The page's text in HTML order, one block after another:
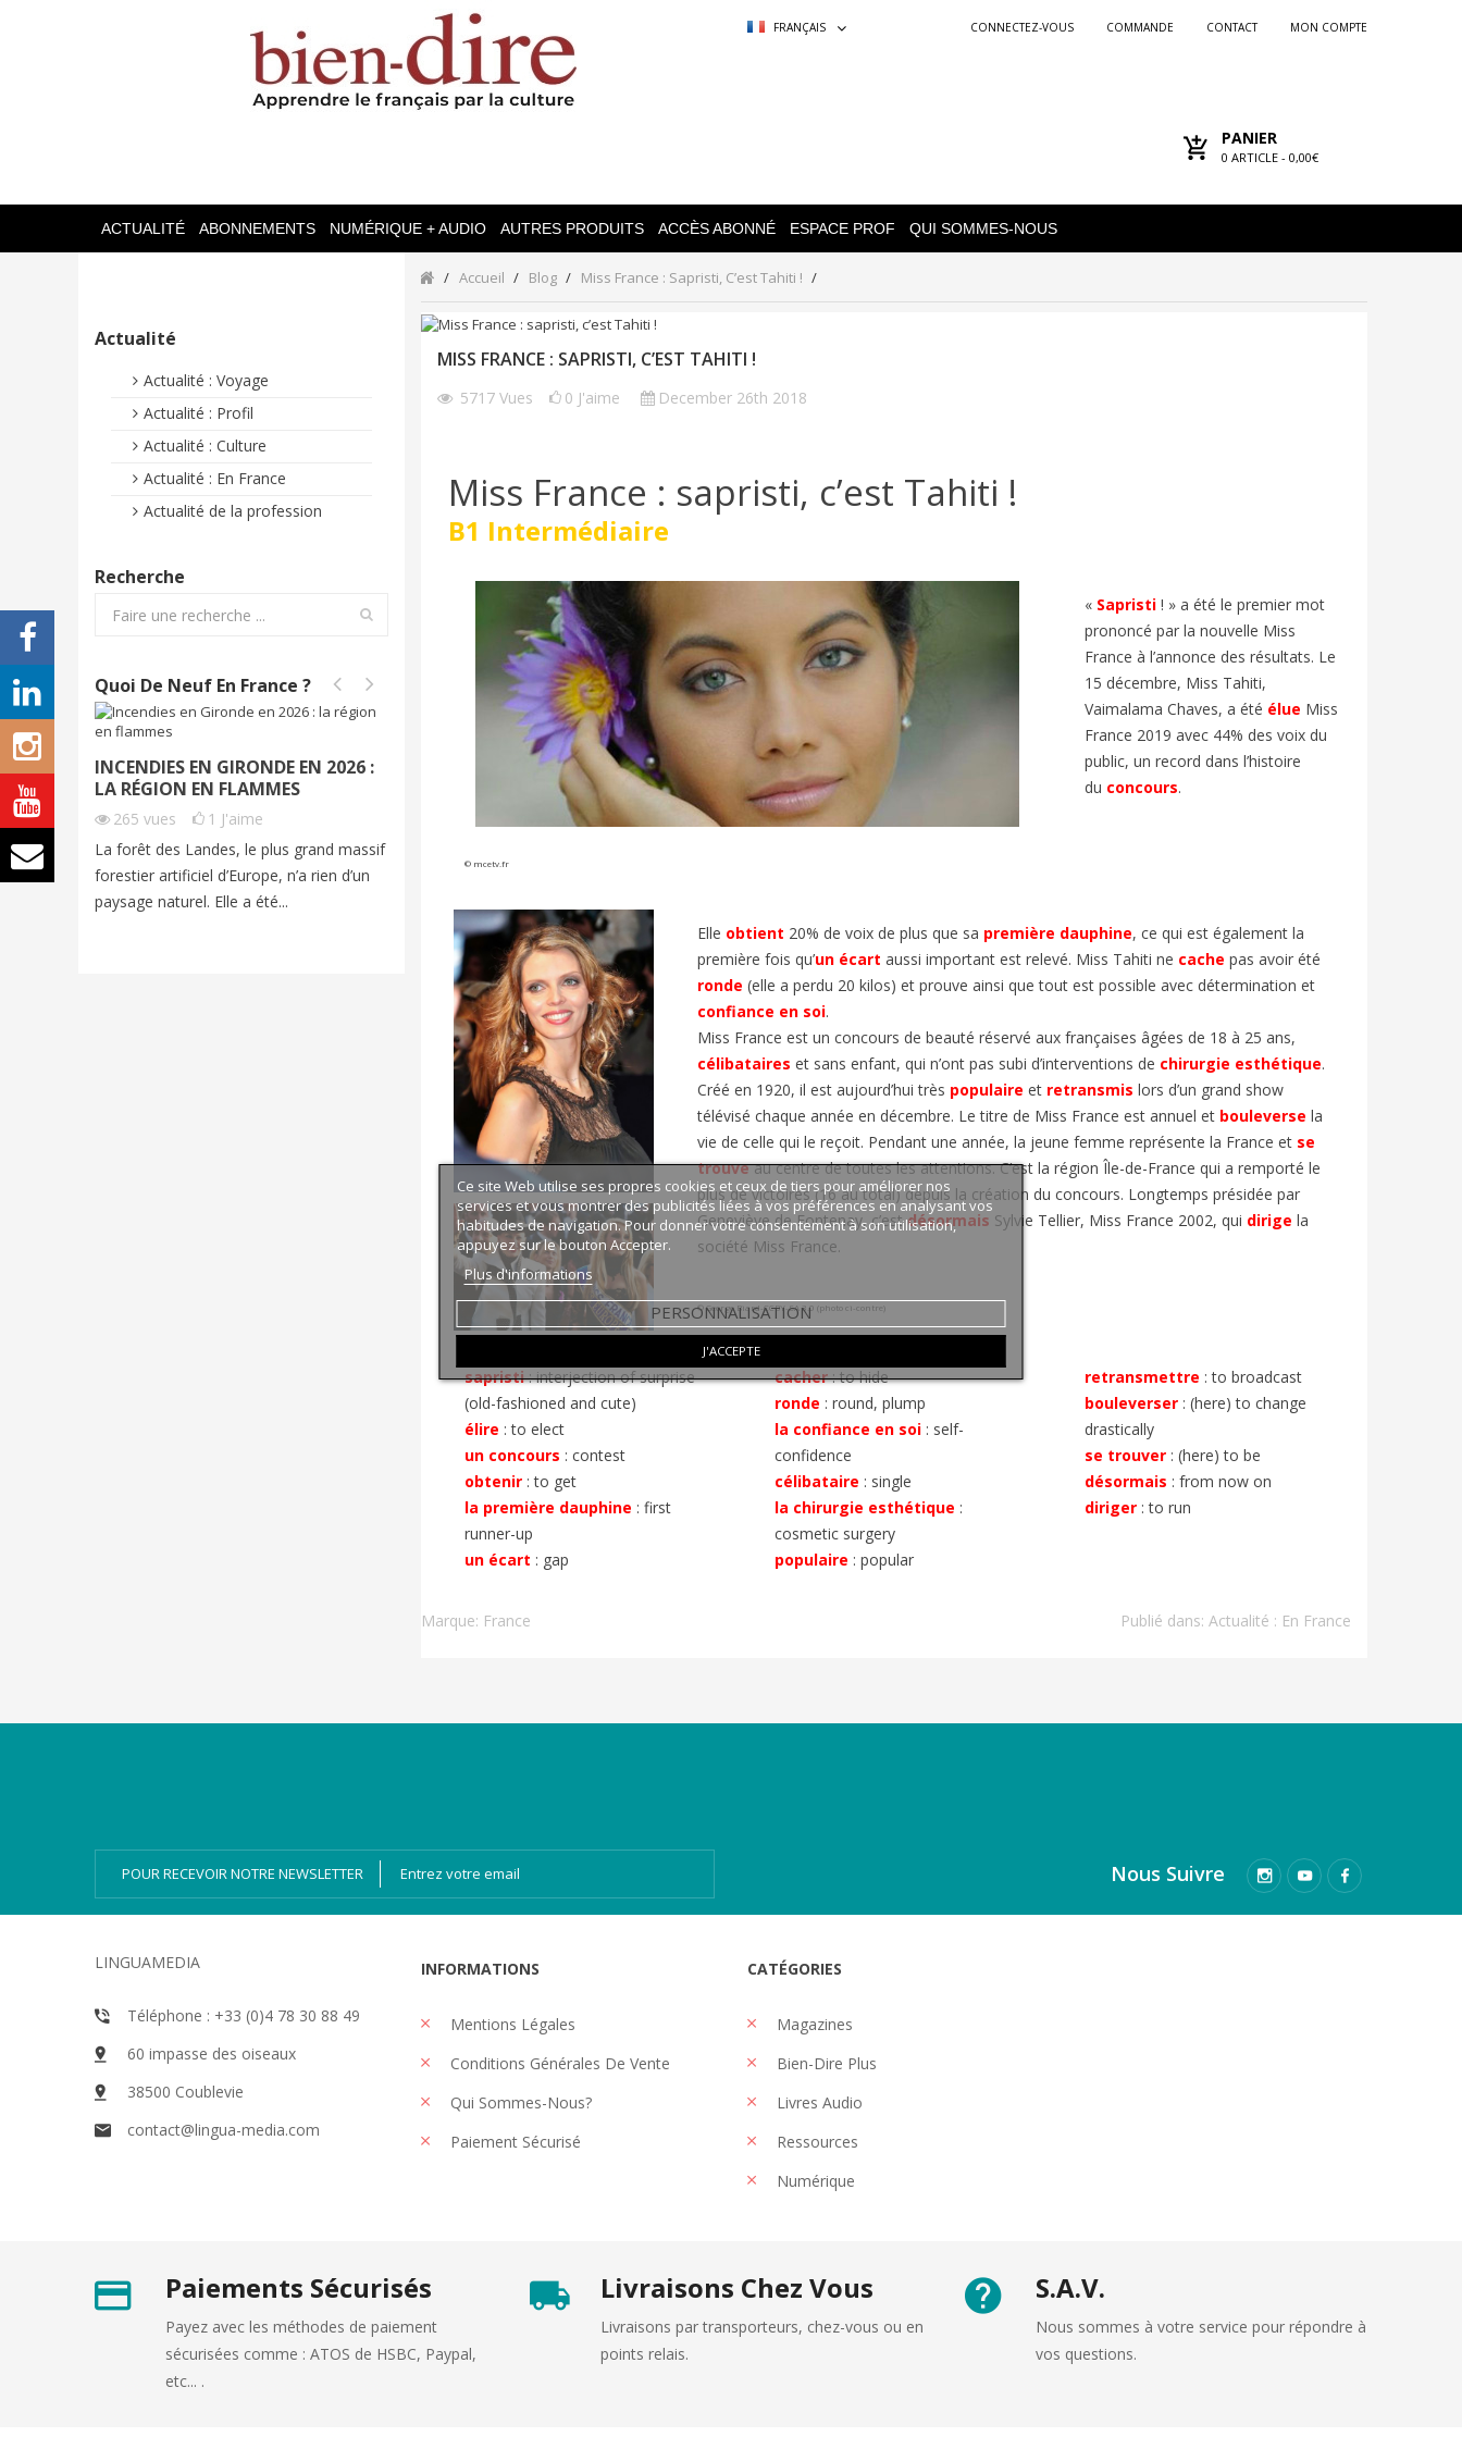
FRANÇAIS MON COMPTE
CONTACT
COMMANDE
CONNECTEZ-VOUS
PANIER
0 ARTICLE - 0,00€
ACTUALITÉ ABONNEMENTS NUMÉRIQUE + AUDIO AUTRES PRODUITS ACCÈS ABONNÉ ESPACE PROF QUI SOMMES-NOUS
Actualité
Actualité : Voyage
Actualité : Profil
Actualité : Culture
Actualité : En France
Actualité de la profession
Recherche
Quoi De Neuf En France ?
INCENDIES EN GIRONDE EN 2026 :
LA RÉGION EN FLAMMES
265 vues 1 J'aime
La forêt des Landes, le plus grand massif
forestier artificiel d’Europe, n’a rien d’un
paysage naturel. Elle a été...
INCENDIE DE FONTAINEBLEAU EN
2026 | FRANÇAIS B2/C1
J'aime
imagine...
BORMES-LES-MIMOSAS, VILLAGE
PRÉFÉRÉ DES FRANÇAIS 2026 | FLE
A2/B1
animée par Stéphane Bern....
VACANCES D’ÉTÉ EN FRANCE : FLE
A2/B1 | BIEN-DIRE
Accueil Blog Miss France : Sapristi, C’est Tahiti !
MISS FRANCE : SAPRISTI, C’EST TAHITI !
5717 Vues 0 J'aime December 26th 2018
Miss France : sapristi, c’est Tahiti !
B1 Intermédiaire
© mcetv.fr
« Sapristi ! » a été le premier mot
prononcé par la nouvelle Miss
France à l’annonce des résultats. Le
15 décembre, Miss Tahiti,
Vaimalama Chaves, a été élue Miss
France 2019 avec 44% des voix du
public, un record dans l’histoire
du concours.
Elle obtient 20% de voix de plus que sa première dauphine, ce qui est également la
première fois qu’un écart aussi important est relevé. Miss Tahiti ne cache pas avoir été
ronde (elle a perdu 20 kilos) et prouve ainsi que tout est possible avec détermination et
confiance en soi.
Miss France est un concours de beauté réservé aux françaises âgées de 18 à 25 ans,
célibataires et sans enfant, qui n’ont pas subi d’interventions de chirurgie esthétique.
Créé en 1920, il est aujourd’hui très populaire et retransmis lors d’un grand show
télévisé chaque année en décembre. Le titre de Miss France est annuel et bouleverse la
vie de celle qui le reçoit. Pendant une année, la jeune femme représente la France et se
trouveau centre de toutes les attentions. C’est la région Île-de-France qui a remporté le
plus de victoires (16 au total) depuis la création du concours. Longtemps présidée par
Geneviève de Fontenay, c’estdésormais Sylvie Tellier, Miss France 2002, qui dirige la
société Miss France.
©George Biard-CCBY-SA 3.0 (photo ci-contre)
sapristi:interjection of surprise
(old-fashioned and cute)
élire :to elect
un concours : contest
obtenir :to get
la première dauphine : first
runner-up
un écart : gap
cacher:to hide
ronde : round, plump
la confiance en soi: self-
confidence
célibataire : single
la chirurgie esthétique :
cosmetic surgery
populaire : popular
retransmettre :to broadcast
bouleverser: (here) to change
drastically
se trouver: (here) to be
désormais : from now on
diriger:to run
Marque: France Publié dans: Actualité : En France
Ce site Web utilise ses propres cookies et ceux de tiers pour améliorer nos
services et vous montrer des publicités liées à vos préférences en analysant vos
habitudes de navigation. Pour donner votre consentement à son utilisation,
appuyez sur le bouton Accepter.
Plus d'informations
PERSONNALISATION
J'ACCEPTE
POUR RECEVOIR NOTRE NEWSLETTER
Nous Suivre
LINGUAMEDIA
Téléphone : +33 (0)4 78 30 88 49
60 impasse des oiseaux
38500 Coublevie
contact@lingua-media.com
INFORMATIONS
Mentions Légales
Conditions Générales De Vente
Qui Sommes-Nous?
Paiement Sécurisé
CATÉGORIES
Magazines
Bien-Dire Plus
Livres Audio
Ressources
Numérique
Paiements Sécurisés
Payez avec les méthodes de paiement
sécurisées comme : ATOS de HSBC, Paypal,
etc... .
Livraisons Chez Vous
Livraisons par transporteurs, chez-vous ou en
points relais.
S.A.V.
Nous sommes à votre service pour répondre à
vos questions.